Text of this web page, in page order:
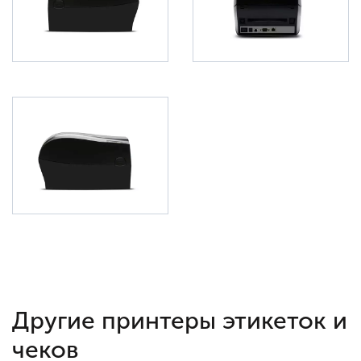
Другие принтеры этикеток и
чеков